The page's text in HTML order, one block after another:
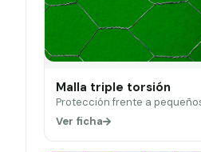
Malla triple torsión
Protección frente a
Ver ficha